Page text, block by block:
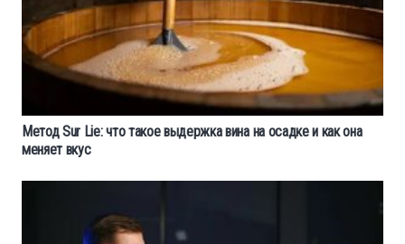
Метод Sur Lie: что такое выдержка вина на осадке и как она
меняет вкус